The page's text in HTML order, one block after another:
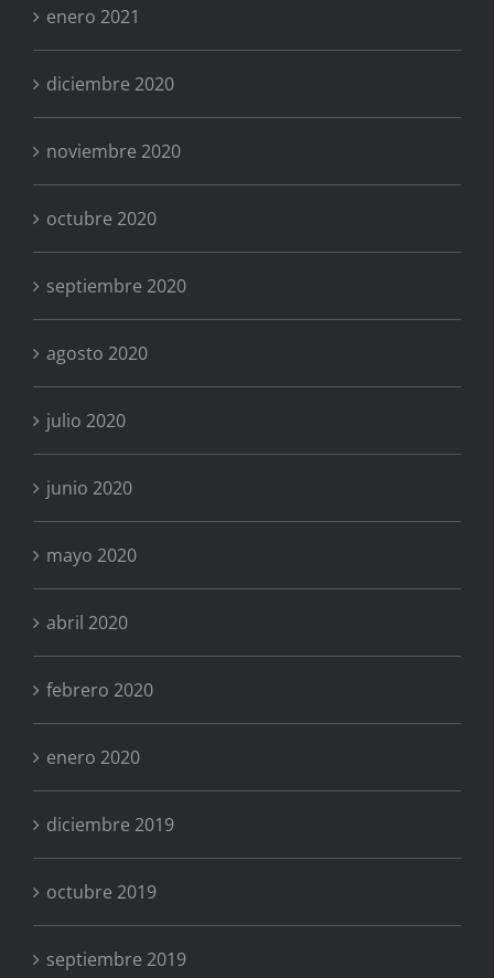
enero 2021
diciembre 2020
noviembre 2020
octubre 2020
septiembre 2020
agosto 2020
julio 2020
junio 2020
mayo 2020
abril 2020
febrero 2020
enero 2020
diciembre 2019
octubre 2019
septiembre 2019